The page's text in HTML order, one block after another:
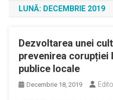
LUNĂ: DECEMBRIE 2019
Dezvoltarea unei
prevenirea corupției
publice locale
Decembrie 18, 2019